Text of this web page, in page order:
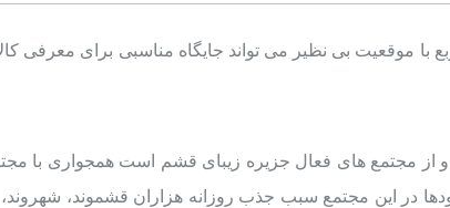
با مساحت تقریبی 18 متر مربع با موقعیت بی نظیر می تواند جایگاه مناسبی برای
در این مجتمع سبب جذب روزانه هزاران قشموند،